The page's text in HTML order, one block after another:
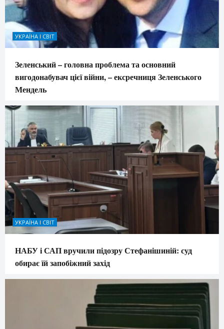
УКРАЇНА І СВІТ
Зеленський – головна проблема та основний
вигодонабувач цієї війни, – ексречниця Зеленського
Мендель
УКРАЇНА І СВІТ
НАБУ і САП вручили підозру Стефанішиній: суд
обирає їй запобіжний захід